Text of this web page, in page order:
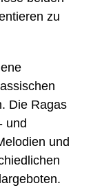
zu
Die Ragas
und
und